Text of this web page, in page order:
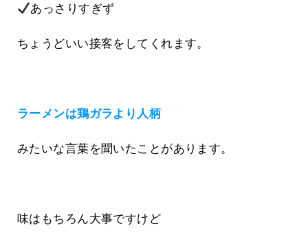
あっさりすぎず
ちょうどいい接客をしてくれます。
ラーメンは鶏ガラより人柄
みたいな言葉を聞いたことがあります。
味はもちろん大事ですけど